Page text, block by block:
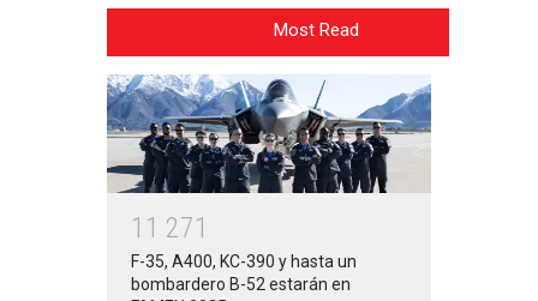
Most Read
1 1 271
F-35, A400, KC-390 y hasta un
bombardero B-52 estarán en